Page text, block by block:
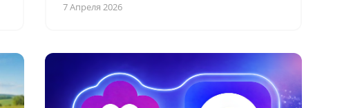
7 Апреля 2026